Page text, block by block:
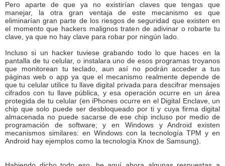
Pero aparte de que ya no existirían claves que tengas que
manejar, la otra gran ventaja de este mecanismo es que
eliminarían gran parte de los riesgos de seguridad que existen en
el momento que hackers malignos traten de adivinar o robarte tu
clave, ya que no hay clave para robar por ningún lado.
Incluso si un hacker tuviese grabando todo lo que haces en la
pantalla de tu celular, o instalara uno de esos programas troyanos
que monitorean tu teclado, aun así no podrán acceder a tus
páginas web o app ya que el mecanismo realmente depende de
que tu celular utilice tu llave digital privada para descifrar mensajes
cifrados con tu llave pública, y esa operación ocurre en un área
protegida de tu celular (en iPhones ocurre en el Digital Enclave, un
chip que solo puede ser desbloqueado por ti y cuya firma digital
almacenada no puede sacarse de ese chip incluso por medio de
programación de software; y en Windows y Android existen
mecanismos similares: en Windows con la tecnología TPM y en
Android hay ejemplos como la tecnología Knox de Samsung).